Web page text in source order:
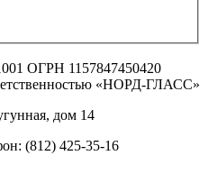
ОГРН 1157847450420
«НОРД-ГЛАСС»
дом 14
(812) 425-35-16